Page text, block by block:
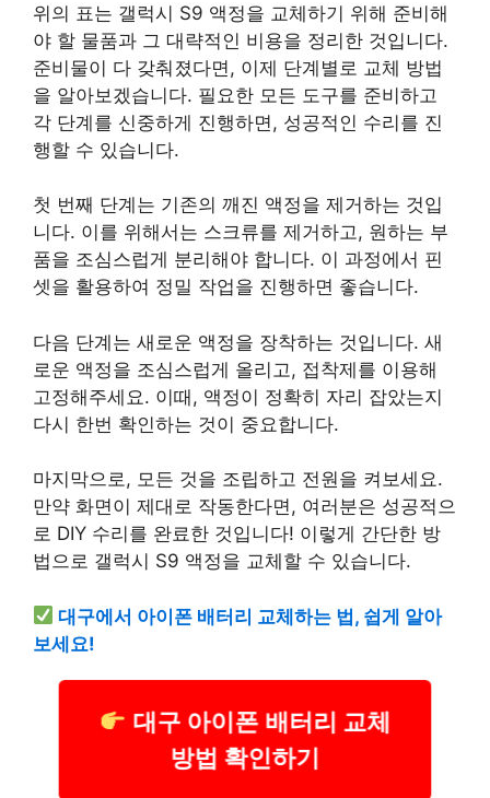
위의 표는 갤럭시 S9 액정을 교체하기 위해 준비해
야 할 물품과 그 대략적인 비용을 정리한 것입니다.
준비물이 다 갖춰졌다면, 이제 단계별로 교체 방법
을 알아보겠습니다. 필요한 모든 도구를 준비하고
각 단계를 신중하게 진행하면, 성공적인 수리를 진
행할 수 있습니다.
첫 번째 단계는 기존의 깨진 액정을 제거하는 것입
니다. 이를 위해서는 스크류를 제거하고, 원하는 부
품을 조심스럽게 분리해야 합니다. 이 과정에서 핀
셋을 활용하여 정밀 작업을 진행하면 좋습니다.
다음 단계는 새로운 액정을 장착하는 것입니다. 새
로운 액정을 조심스럽게 올리고, 접착제를 이용해
고정해주세요. 이때, 액정이 정확히 자리 잡았는지
다시 한번 확인하는 것이 중요합니다.
마지막으로, 모든 것을 조립하고 전원을 켜보세요.
만약 화면이 제대로 작동한다면, 여러분은 성공적으
로 DIY 수리를 완료한 것입니다! 이렇게 간단한 방
법으로 갤럭시 S9 액정을 교체할 수 있습니다.
대구에서 아이폰 배터리 교체하는 법, 쉽게 알아
보세요!
대구 아이폰 배터리 교체
방법 확인하기